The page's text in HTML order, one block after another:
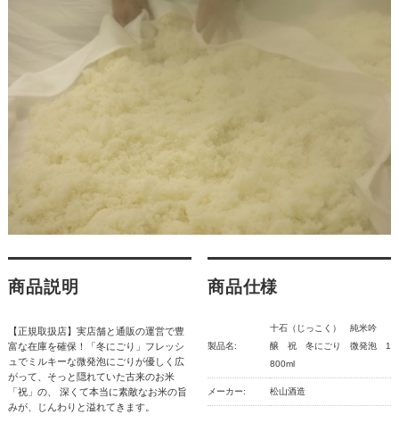
商品説明
【正規取扱店】実店舗と通販の運営で豊
富な在庫を確保！「冬にごり」フレッシ
ュでミルキーな微発泡にごりが優しく広
がって、そっと隠れていた古来のお米
「祝」の、 深くて本当に素敵なお米の旨
みが、じんわりと溢れてきます。
商品仕様
製品名:
十石（じっこく） 純米吟
醸 祝 冬にごり 微発泡 1
800ml
メーカー: 松山酒造